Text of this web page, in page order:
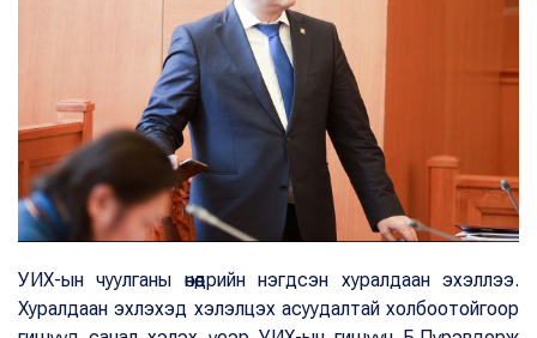
УИХ-ын чуулганы өнөөдрийн нэгдсэн хуралдаан эхэллээ.
Хуралдаан эхлэхэд хэлэлцэх асуудалтай холбоотойгоор